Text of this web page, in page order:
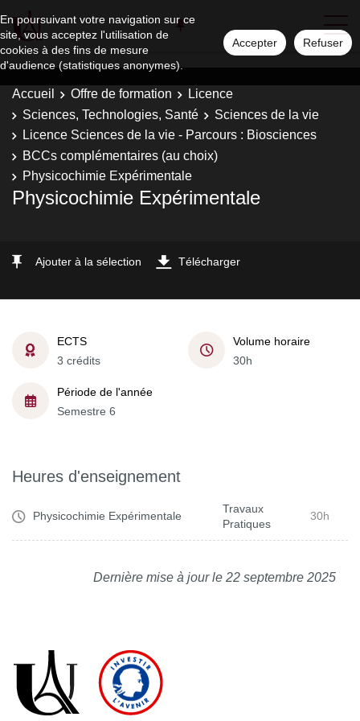
En poursuivant votre navigation sur ce
site, vous acceptez l'utilisation de
cookies à des fins de mesure
d'audience (statistiques anonymes).
Accepter Refuser
Accueil Offre de formation
Licence
Sciences, Technologies, Santé
Sciences de la vie
Licence Sciences de la vie - Parcours : Biosciences
BCCs complémentaires (au choix)
Physicochimie Expérimentale
Physicochimie Expérimentale
Ajouter à la sélection Télécharger
ECTS
3 crédits
Volume horaire
30h
Période de l'année
Semestre 6
Heures d'enseignement
Physicochimie Expérimentale
Travaux
Pratiques
30h
Dernière mise à jour le 22 septembre 2025